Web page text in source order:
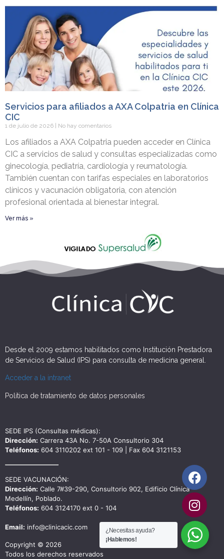
Servicios para afiliados a AXA Colpatria en Clínica
CIC
1 de julio de 2026 No hay comentarios
Los afiliados a AXA Colpatria pueden acceder en Clínica
CIC a servicios de salud y consultas especializadas como
ginecología, pediatría, cardiología y reumatología.
También cuentan con tarifas especiales en laboratorios
clínicos y vacunación obligatoria, con atención
profesional orientada al bienestar integral.
Ver más »
Desde el 2009 estamos habilitados como Institución Prestadora
de Servicios de Salud (IPS) para consulta de medicina general.
Acceder a la intranet
Política de tratamiento de datos personales
SEDE IPS (Consultas médicas):
Dirección: Carrera 43A No. 7-50A Consultorio 304
Teléfonos: 604 3110202 ext 101 - 109 | Fax 604 3121153
SEDE VACUNACIÓN:
Dirección: Calle 7#39-290, Consultorio 902, Edificio Clínica
Medellín, Poblado.
Teléfonos: 604 3124170 ext 0 - 104
Email: info@clinicacic.com
Copyright © 2026
Todos los derechos reservados
¿Necesitas ayuda?
¡Hablemos!